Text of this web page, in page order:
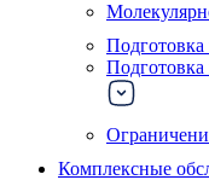
Комплексные